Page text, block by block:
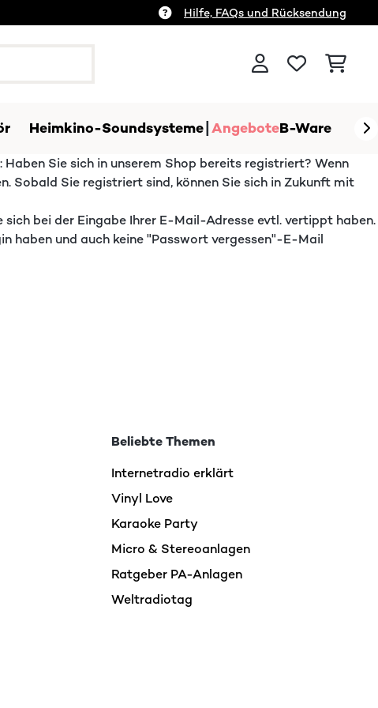
Hilfe, FAQs und Rücksendung
Heimkino-Soundsysteme AngeboteB-Ware
Sie sich in unserem Shop bereits registriert? Wenn
Sobald Sie registriert sind, können Sie sich in Zukunft mit
bei der Eingabe Ihrer E-Mail-Adresse evtl. vertippt haben.
haben und auch keine "Passwort vergessen"-E-Mail
Beliebte Themen
Internetradio erklärt
Vinyl Love
Karaoke Party
Micro & Stereoanlagen
Ratgeber PA-Anlagen
Weltradiotag